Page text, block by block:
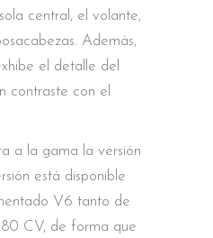
central, el volante,
Además,
el detalle del
contraste con el
a la gama la versión
está disponible
V6 tanto de
CV, de forma que